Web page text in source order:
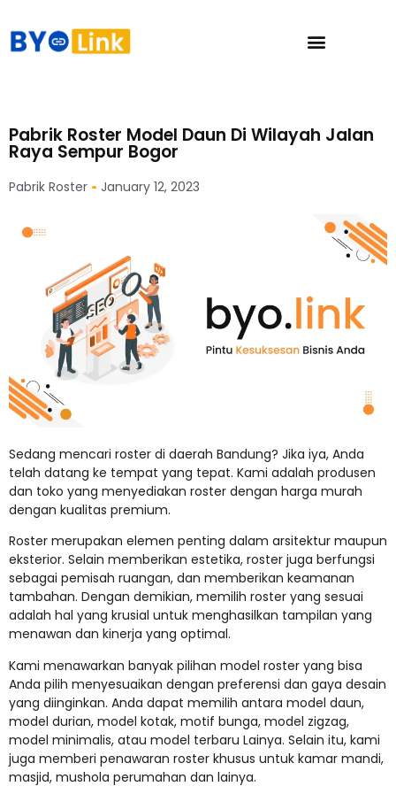
Pabrik Roster Model Daun Di Wilayah Jalan
Raya Sempur Bogor
Pabrik Roster January 12, 2023
Sedang mencari roster di daerah Bandung? Jika iya, Anda
telah datang ke tempat yang tepat. Kami adalah produsen
dan toko yang menyediakan roster dengan harga murah
dengan kualitas premium.
Roster merupakan elemen penting dalam arsitektur maupun
eksterior. Selain memberikan estetika, roster juga berfungsi
sebagai pemisah ruangan, dan memberikan keamanan
tambahan. Dengan demikian, memilih roster yang sesuai
adalah hal yang krusial untuk menghasilkan tampilan yang
menawan dan kinerja yang optimal.
Kami menawarkan banyak pilihan model roster yang bisa
Anda pilih menyesuaikan dengan preferensi dan gaya desain
yang diinginkan. Anda dapat memilih antara model daun,
model durian, model kotak, motif bunga, model zigzag,
model minimalis, atau model terbaru Lainya. Selain itu, kami
juga memberi penawaran roster khusus untuk kamar mandi,
masjid, mushola perumahan dan lainya.